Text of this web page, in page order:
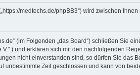
medtechs.de/phpBB3“) wird zwischen
(im Folgenden „das Board“) schließen Sie
) und erklären sich mit den nachfolgenden
nicht einverstanden sind, so dürfen Sie das
unbestimmte Zeit geschlossen und kann von